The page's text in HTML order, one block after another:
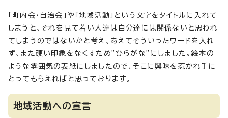
「町内会・自治会」や「地域活動」という文字をタイトルに入れて
しまうと、それを見て若い人達は自分達には関係ないと思われ
てしまうのではないかと考え、あえてそういったワードを入れ
ず、また硬い印象をなくすため”ひらがな”にしました。絵本の
ような雰囲気の表紙にしましたので、そこに興味を惹かれ手に
とってもらえればと思っております。
地域活動への宣言